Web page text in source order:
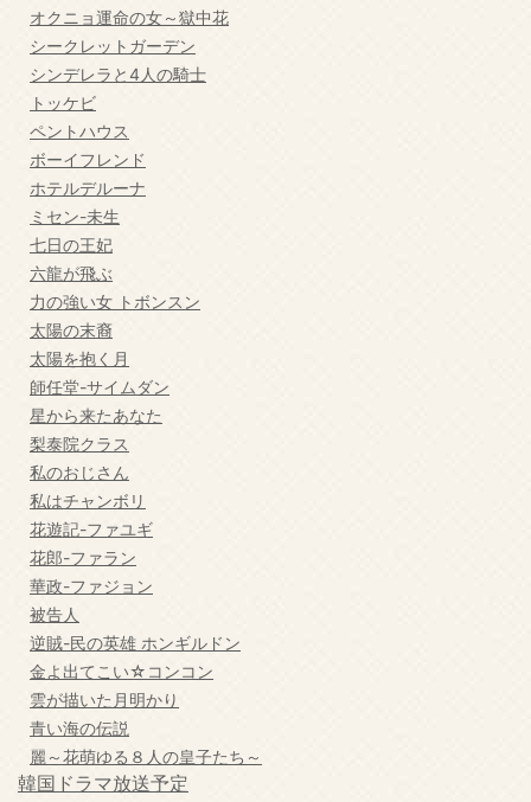
オクニョ運命の女～獄中花
シークレットガーデン
シンデレラと4人の騎士
トッケビ
ペントハウス
ボーイフレンド
ホテルデルーナ
ミセン-未生
七日の王妃
六龍が飛ぶ
力の強い女 トボンスン
太陽の末裔
太陽を抱く月
師任堂-サイムダン
星から来たあなた
梨泰院クラス
私のおじさん
私はチャンボリ
花遊記-ファユギ
花郎-ファラン
華政-ファジョン
被告人
逆賊-民の英雄 ホンギルドン
金よ出てこい☆コンコン
雲が描いた月明かり
青い海の伝説
麗～花萌ゆる８人の皇子たち～
韓国ドラマ放送予定